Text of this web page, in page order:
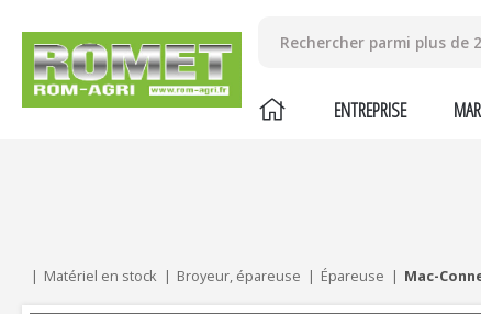
ENTREPRISE
Matériel en stock Broyeur, épareuse Épareuse Mac-